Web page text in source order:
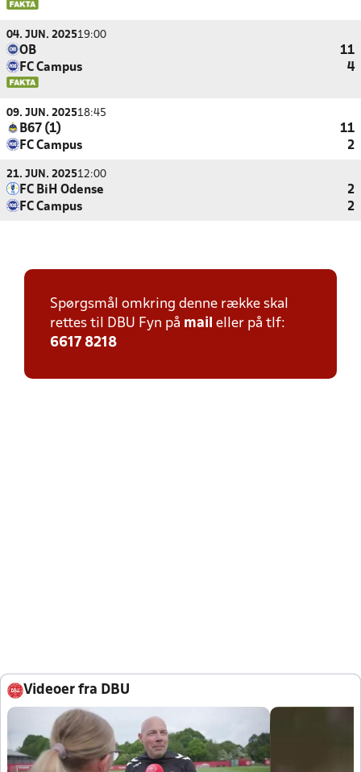
04. JUN. 202519:00
OB
11
FC Campus
4
09. JUN. 202518:45
B67 (1)
11
FC Campus
2
21. JUN. 202512:00
FC BiH Odense
2
FC Campus
2
Spørgsmål omkring denne række skal
rettes til DBU Fyn på mail eller på tlf:
6617 8218
Videoer fra DBU